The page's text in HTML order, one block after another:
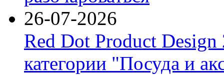
26-07-2026
Red Dot Product Design
категории "Посуда и